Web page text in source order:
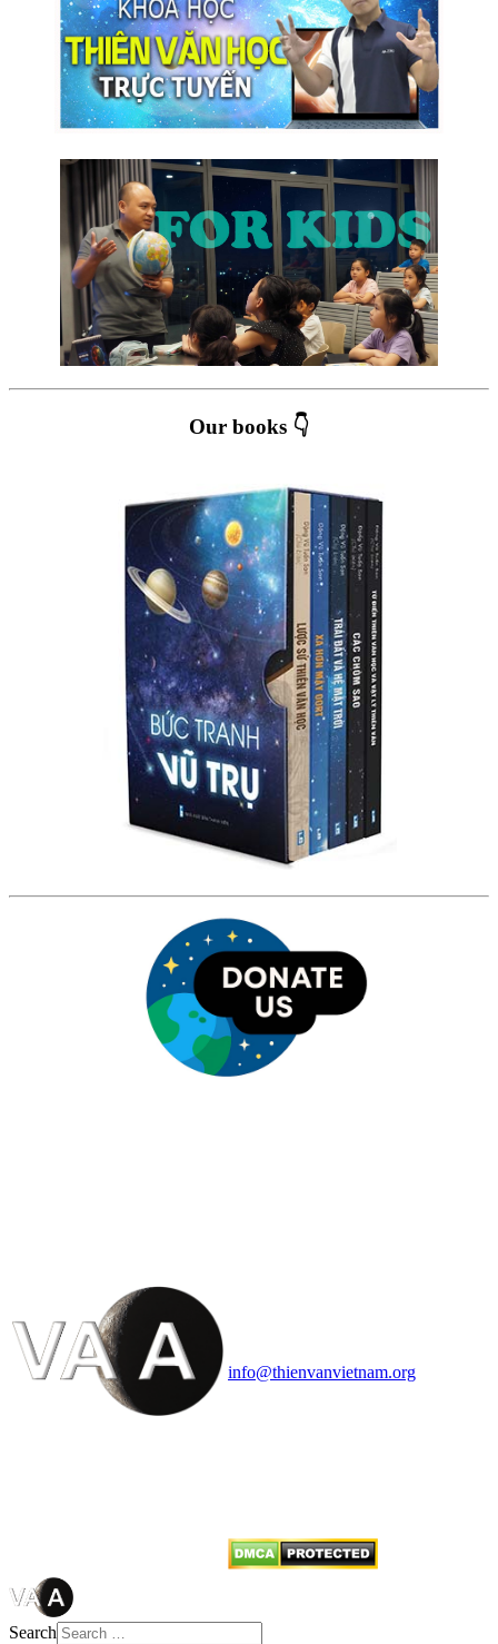
Our books 👇
info@thienvanvietnam.org
Search